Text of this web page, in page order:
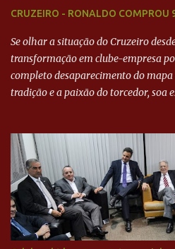
CRUZEIRO - RONALDO COMPROU
Se olhar a situação do Cruzeiro
transformação em clube-empresa
completo desaparecimento do
tradição e a paixão do torcedor, soa
feito imediatamente para
investimentos no departamento de
para a recuperação do Cruzeiro, o
Ronaldo sendo solidário à dívida de
mais o peso que o ex-atacante tem
sua história na Raposa, pesaram
camisas 9 acertasse a compra do